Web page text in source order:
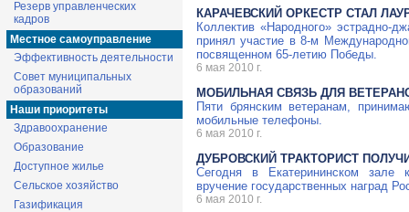
Резерв управленческих
кадров
Местное самоуправление
Эффективность деятельности
Совет муниципальных
образований
Наши приоритеты
Здравоохранение
Образование
Доступное жилье
Сельское хозяйство
Газификация
КАРАЧЕВСКИЙ ОРКЕСТР СТАЛ
Коллектив «Народного» эстрадно-
принял участие в8-м
посвященном 65-летию Победы.
6 мая 2010 г.
МОБИЛЬНАЯ СВЯЗЬ ДЛЯ
Пяти брянским ветеранам,
мобильные телефоны.
6 мая 2010 г.
ДУБРОВСКИЙ ТРАКТОРИСТ
Сегодня в Екатерининском зале
вручение государственных наград
6 мая 2010 г.